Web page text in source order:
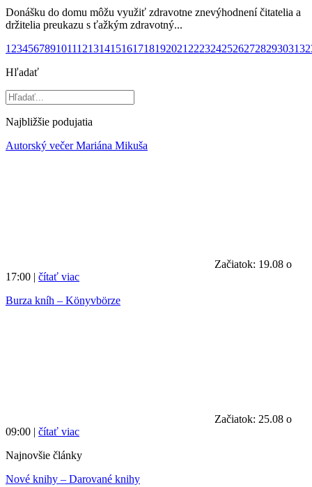
Donášku do domu môžu využiť zdravotne znevýhodnení čitatelia a
držitelia preukazu s ťažkým zdravotný...
1234567891011121314151617181920212223242526272829303132
Hľadať
Najbližšie podujatia
Autorský večer Mariána Mikuša
Začiatok: 19.08 o
17:00 | čítať viac
Burza kníh – Könyvbörze
Začiatok: 25.08 o
09:00 | čítať viac
Najnovšie články
Nové knihy – Darované knihy